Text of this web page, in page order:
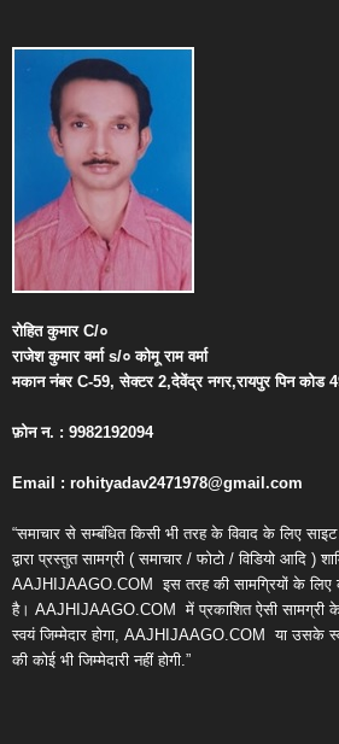
रोहित कुमारC/०
राजेश कुमार वर्माs/० कोमू राम वर्मा
मकान नंबरC-59,सेक्टर2,देवेंद्र नगर,रायपुर पिन कोड
फ़ोन न. : 9982192094
Email : rohityadav2471978@gmail.com
“समाचार से सम्बंधित किसी भी तरह के विवाद के लिए
द्वारा प्रस्तुत सामग्री ( समाचार / फोटो / विडियो आदि )
AAJHIJAAGO.COM इस तरह की सामग्रियों के लिए
है। AAJHIJAAGO.COM में प्रकाशित ऐसी सामग्री
स्वयं जिम्मेदार होगा, AAJHIJAAGO.COM या उसके
की कोई भी जिम्मेदारी नहीं होगी.”